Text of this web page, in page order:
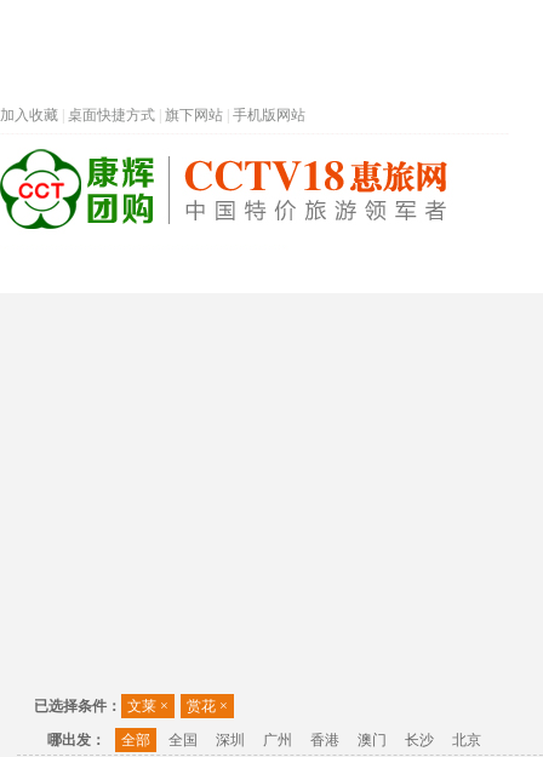
加入收藏 桌面快捷方式 旗下网站 手机版网站
已选择条件： 文莱 × 赏花 ×
哪出发：
全部 全国 深圳 广州 香港 澳门 长沙 北京